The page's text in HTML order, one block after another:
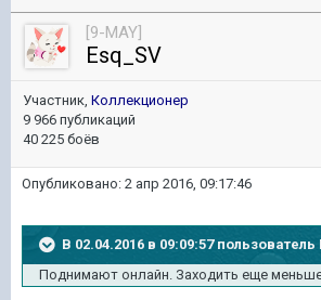
[9-MAY]
Esq_SV
Участник, Коллекционер
9 966 публикаций
40 225 боёв
Опубликовано: 2 апр 2016, 09:17:46
В 02.04.2016 в 09:09:57
Поднимают онлайн. Заходить еще меньше